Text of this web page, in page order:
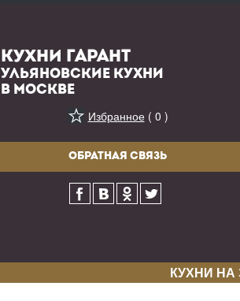
КУХНИ ГАРАНТ
УЛЬЯНОВСКИЕ КУХНИ
В МОСКВЕ
Избранное( 0 )
ОБРАТНАЯ СВЯЗЬ
КУХНИ